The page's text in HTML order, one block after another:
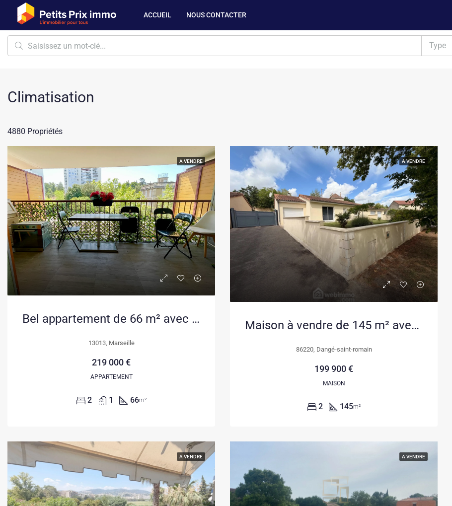
ACCUEIL NOUS CONTACTER
Type
Climatisation
4880 Propriétés
A VENDRE
Bel appartement de 66 m² avec deux terrasses et parking à Marseille
13013, Marseille
219 000 €
APPARTEMENT
2 1 66m²
A VENDRE
Maison à vendre de 145 m² avec garage et véranda à Dangé-Saint-Romain
86220, Dangé-saint-romain
199 900 €
MAISON
2 145m²
A VENDRE A VENDRE